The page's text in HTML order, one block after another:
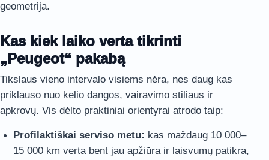
geometrija.
Kas kiek laiko verta tikrinti
„Peugeot“ pakabą
Tikslaus vieno intervalo visiems nėra, nes daug kas
priklauso nuo kelio dangos, vairavimo stiliaus ir
apkrovų. Vis dėlto praktiniai orientyrai atrodo taip:
Profilaktiškai serviso metu: kas maždaug 10 000–
15 000 km verta bent jau apžiūra ir laisvumų patikra,